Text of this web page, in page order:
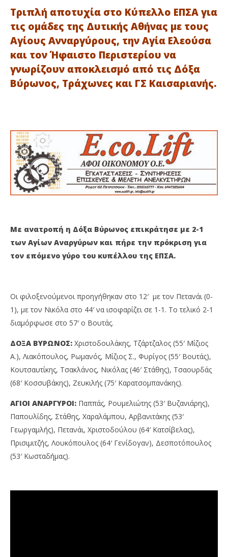
ΔΙΑΒΑΖΕΤΕ ΤΩΡΑ
ΚΥΠΕΛΛΟ ΕΠΣΑ: ΑΠΟΚΛΕΙΣΤΗΚΑΝ ΑΓΙΟΙ ΑΝΑΡΓΥΡΟΙ,
ΑΓΙΑ ΕΛΕΟΥΣΑ ΚΑΙ ΗΦΑΙΣΤΟΣ ΠΕΡ. [VIDEO]
26
Οκτωβρίου
2022
Maxitis
Τριπλή αποτυχία στο Κύπελλο ΕΠΣΑ για
τις ομάδες της Δυτικής Αθήνας με τους
Αγίους Ανναργύρους, την Αγία Ελεούσα
και τον Ήφαιστο Περιστερίου να
γνωρίζουν αποκλεισμό από τις Δόξα
Βύρωνος, Τράχωνες και ΓΣ Καισαριανής.
Με ανατροπή η Δόξα Βύρωνος επικράτησε με 2-1
των Αγίων Αναργύρων και πήρε την πρόκριση για
τον επόμενο γύρο του κυπέλλου της ΕΠΣΑ.
Οι φιλοξενούμενοι προηγήθηκαν στο 12′ με τον Πετανάι (0-
1), με τον Νικόλα στο 44′ να ισοφαρίζει σε 1-1. Το τελικό 2-1
διαμόρφωσε στο 57′ ο Βουτάς.
ΔΟΞΑ ΒΥΡΩΝΟΣ: Χριστοδουλάκης, Τζάρτζαλος (55′ Μίζιος
Α.), Λιακόπουλος, Ρωμανός, Μίζιος Σ., Φυρίγος (55′ Βουτάς),
Κουτσαυτίκης, Τσακλάνος, Νικόλας (46′ Στάθης), Τσαουρδάς
(68′ Κοσσυβάκης), Ζευκιλής (75′ Καρατσομπανάκης).
ΑΓΙΟΙ ΑΝΑΡΓΥΡΟΙ: Παππάς, Ρουμελιώτης (53′ Βυζανιάρης),
Παπουλίδης, Στάθης, Χαραλάμπου, Αρβανιτάκης (53′
Γεωργαμλής), Πετανάι, Χριστοδούλου (64′ Κατσίβελας),
Πρισιμιτζής, Λουκόπουλος (64′ Γενίδογαν), Δεσποτόπουλος
(53′ Κωσταδήμας).